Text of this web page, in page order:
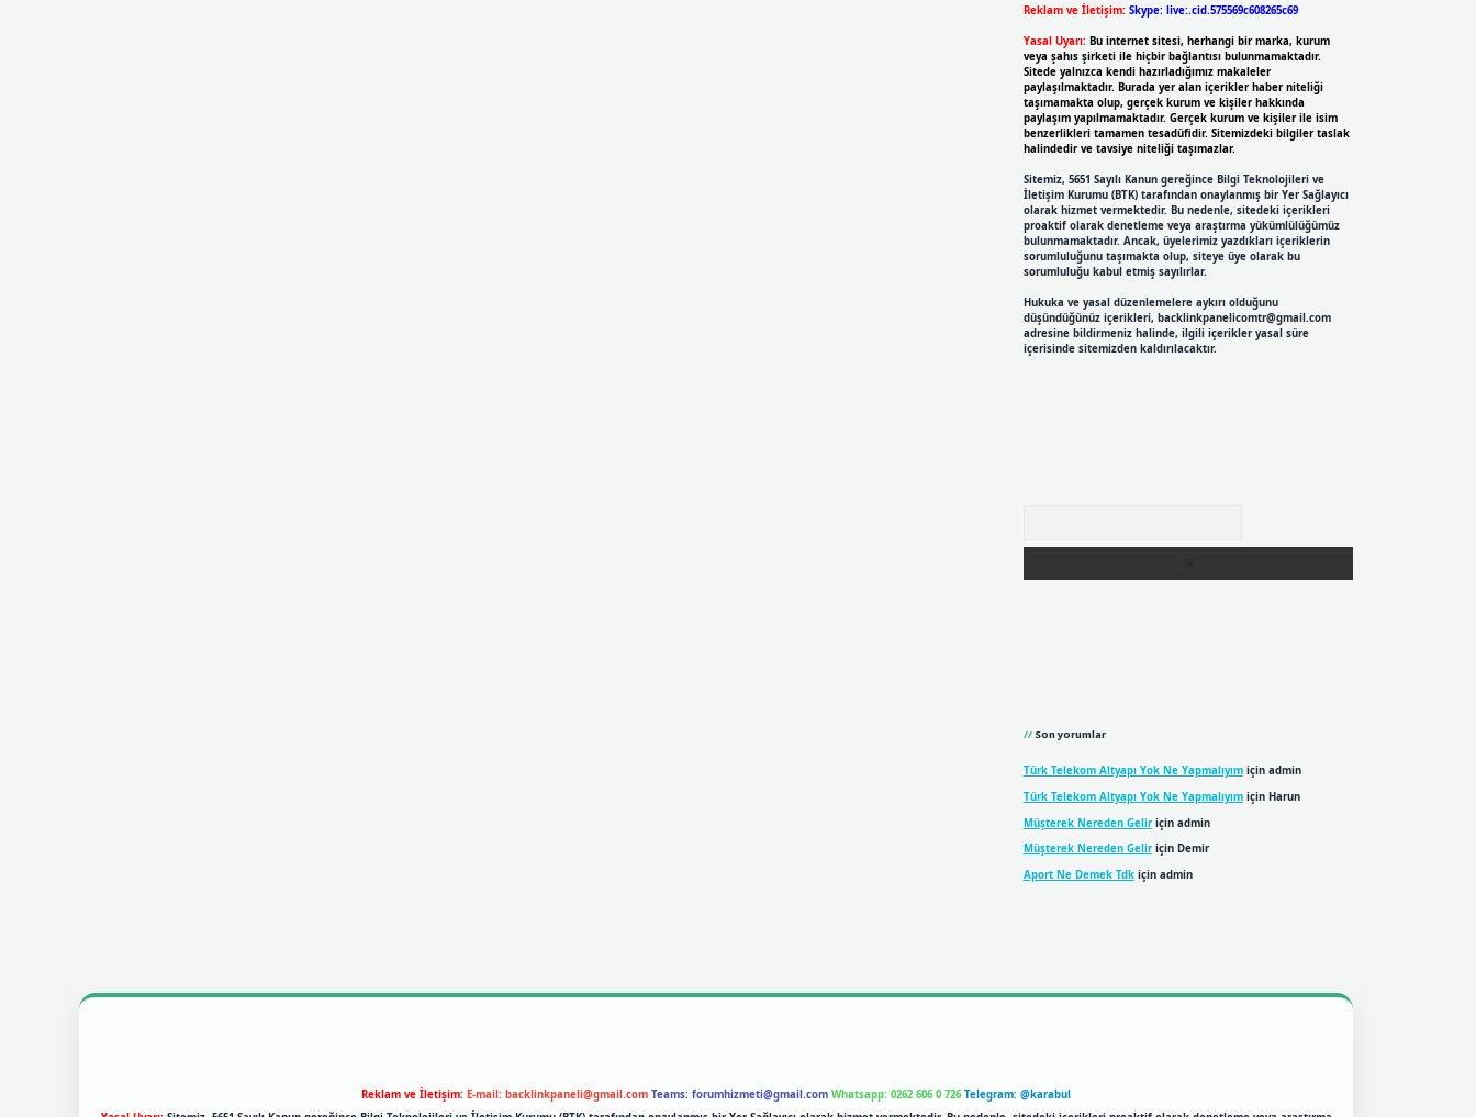
Reklam ve İletişim: Skype: live:.cid.575569c608265c69
Yasal Uyarı: Bu internet sitesi, herhangi bir marka, kurum
veya şahıs şirketi ile hiçbir bağlantısı bulunmamaktadır.
Sitede yalnızca kendi hazırladığımız makaleler
paylaşılmaktadır. Burada yer alan içerikler haber niteliği
taşımamakta olup, gerçek kurum ve kişiler hakkında
paylaşım yapılmamaktadır. Gerçek kurum ve kişiler ile isim
benzerlikleri tamamen tesadüfidir. Sitemizdeki bilgiler taslak
halindedir ve tavsiye niteliği taşımazlar.
Sitemiz, 5651 Sayılı Kanun gereğince Bilgi Teknolojileri ve
İletişim Kurumu (BTK) tarafından onaylanmış bir Yer Sağlayıcı
olarak hizmet vermektedir. Bu nedenle, sitedeki içerikleri
proaktif olarak denetleme veya araştırma yükümlülüğümüz
bulunmamaktadır. Ancak, üyelerimiz yazdıkları içeriklerin
sorumluluğunu taşımakta olup, siteye üye olarak bu
sorumluluğu kabul etmiş sayılırlar.
Hukuka ve yasal düzenlemelere aykırı olduğunu
düşündüğünüz içerikleri, backlinkpanelicomtr@gmail.com
adresine bildirmeniz halinde, ilgili içerikler yasal süre
içerisinde sitemizden kaldırılacaktır.
Son yorumlar
Türk Telekom Altyapı Yok Ne Yapmalıyımiçin admin
Türk Telekom Altyapı Yok Ne Yapmalıyımiçin Harun
Müşterek Nereden Geliriçin admin
Müşterek Nereden Geliriçin Demir
Aport Ne Demek Tdkiçin admin
Reklam ve İletişim: E-mail: backlinkpaneli@gmail.com Teams: forumhizmeti@gmail.com Whatsapp: 0262 606 0 726 Telegram: @karabul